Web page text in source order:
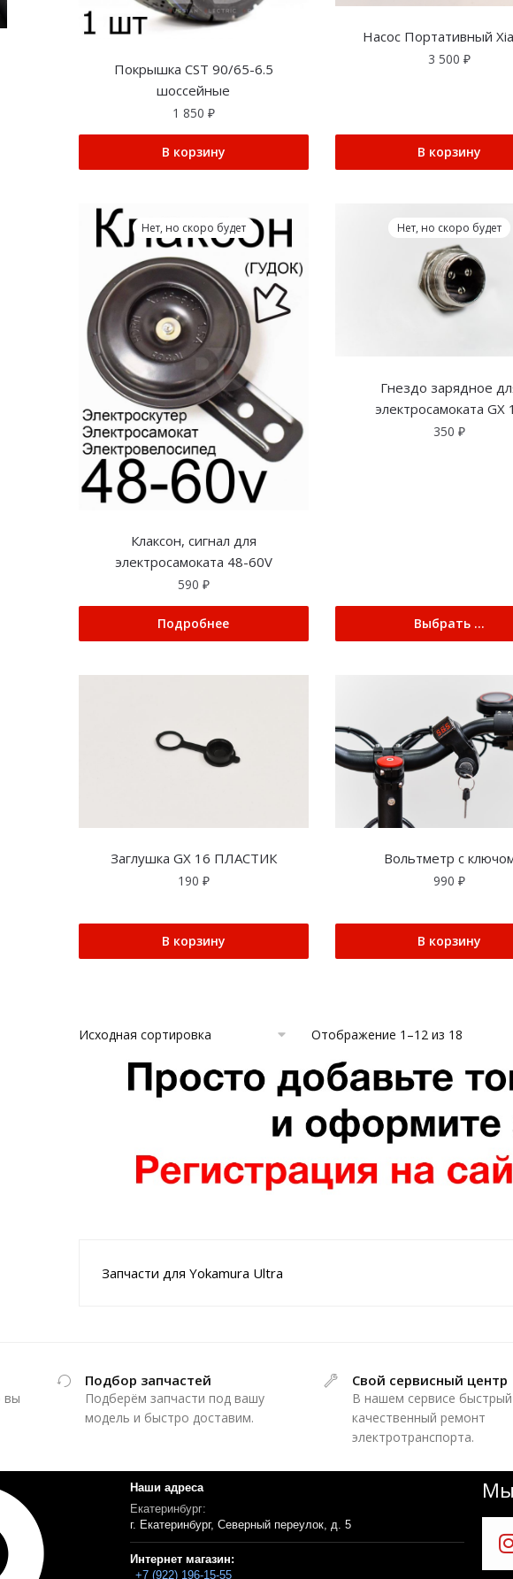
Покрышка CST 90/65-6.5
шоссейные
1 850 ₽
В корзину
Насос Портативный
3 500₽
В корзину
Нет, но скоро будет
Клаксон, сигнал для
электросамоката 48-60V
590 ₽
Подробнее
Нет, но скоро будет
Гнездо зарядное
электросамоката GX
350₽
Выбрать ...
Заглушка GX 16 ПЛАСТИК
190 ₽
В корзину
Вольтметр с
990₽
В корзину
Отображение 1–12 из 18
Запчасти для Yokamura Ultra
вы
Подбор запчастей
Подберём запчасти под вашу
модель и быстро доставим.
Свой сервисный центр
В нашем сервисе
качественный ремонт
электротранспорта.
Наши адреса
Екатеринбург:
г. Екатеринбург, Северный переулок, д. 5
Интернет магазин:
+7 (922) 196-15-55
Мы